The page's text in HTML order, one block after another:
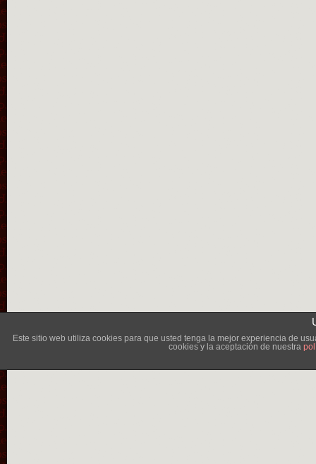
Este sitio web utiliza cookies para que usted tenga la mejor experiencia de
cookies y la aceptación de nuestra